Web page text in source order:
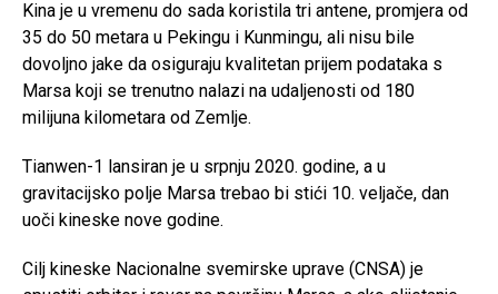
Kina je u vremenu do sada koristila tri antene, promjera od
35 do 50 metara u Pekingu i Kunmingu, ali nisu bile
dovoljno jake da osiguraju kvalitetan prijem podataka s
Marsa koji se trenutno nalazi na udaljenosti od 180
milijuna kilometara od Zemlje.
Tianwen-1 lansiran je u srpnju 2020. godine, a u
gravitacijsko polje Marsa trebao bi stići 10. veljače, dan
uoči kineske nove godine.
Cilj kineske Nacionalne svemirske uprave (CNSA) je